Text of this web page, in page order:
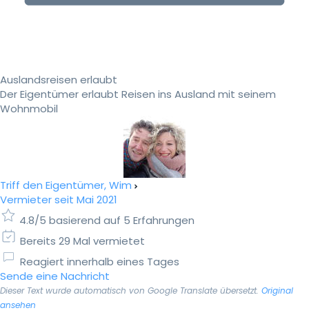
Auslandsreisen erlaubt
Der Eigentümer erlaubt Reisen ins Ausland mit seinem
Wohnmobil
Triff den Eigentümer, Wim
Vermieter seit Mai 2021
4.8/5 basierend auf 5 Erfahrungen
Bereits 29 Mal vermietet
Reagiert innerhalb eines Tages
Sende eine Nachricht
Dieser Text wurde automatisch von Google Translate übersetzt. Original
ansehen